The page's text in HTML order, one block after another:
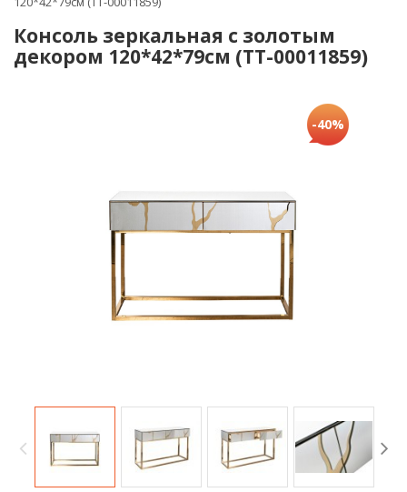
Консоль зеркальная c золотым
декором 120*42*79см (TT-00011859)
-40%